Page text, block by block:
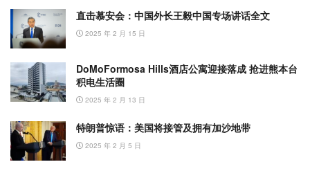
直击慕安会：中国外长王毅中国专场讲话全文
2025 年 2 月 15 日
DoMoFormosa Hills酒店公寓迎接落成 抢进熊本台
积电生活圈
2025 年 2 月 13 日
特朗普惊语：美国将接管及拥有加沙地带
2025 年 2 月 5 日